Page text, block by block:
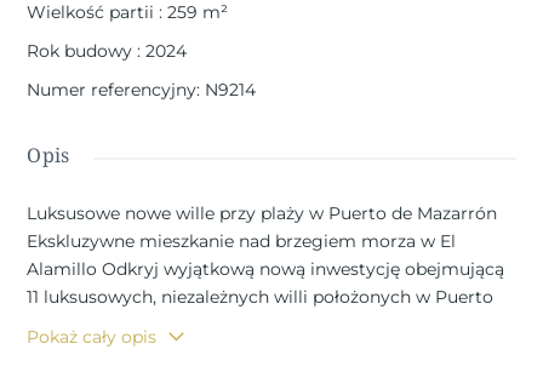
Wielkość partii: 259 m²
Rok budowy: 2024
Numer referencyjny: N9214
Opis
Luksusowe nowe wille przy plaży w Puerto de Mazarrón
Ekskluzywne mieszkanie nad brzegiem morza w El
Alamillo Odkryj wyjątkową nową inwestycję obejmującą
11 luksusowych, niezależnych willi położonych w Puerto
de Mazarrón, w prestiżowej dzielnicy El Alamillo, jednym
z najbardziej pożądanych miejsc na wybrzeżu Costa
Pokaż cały opis